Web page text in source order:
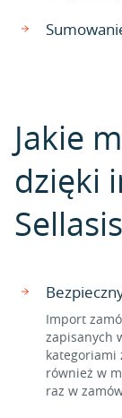
Jakie
dzięki
Import
zapisanych
kategoriami
również w
raz w